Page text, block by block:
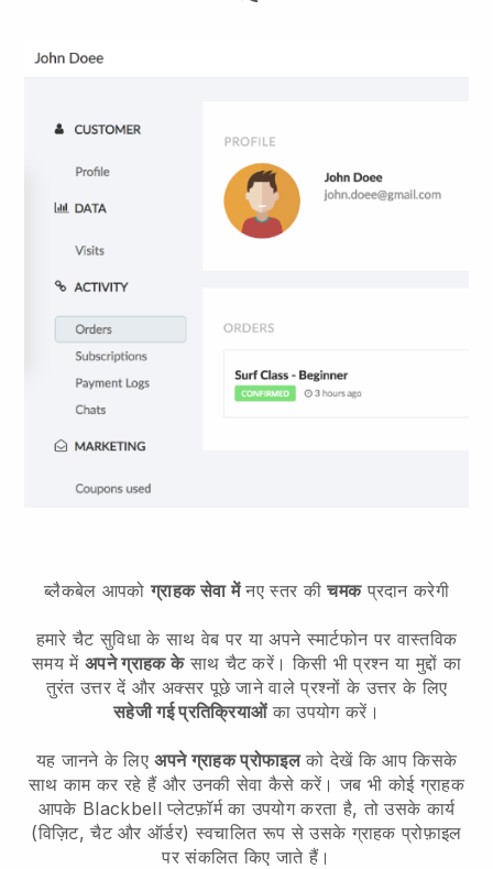
ब्लैकबेल आपकोग्राहक सेवा मेंनए स्तर कीचमकप्रदान करेगी
हमारे चैट सुविधा के साथ वेब पर या अपने स्मार्टफोन पर वास्तविक
समय मेंअपने ग्राहक केसाथ चैट करें। किसी भी प्रश्न या मुद्दों का
तुरंत उत्तर दें और अक्सर पूछे जाने वाले प्रश्नों के उत्तर के लिए
सहेजी गई प्रतिक्रियाओंका उपयोग करें।
यह जानने के लिएअपने ग्राहक प्रोफाइलको देखें कि आप किसके
साथ काम कर रहे हैं और उनकी सेवा कैसे करें। जब भी कोई ग्राहक
आपके Blackbell प्लेटफ़ॉर्म का उपयोग करता है, तो उसके कार्य
(विज़िट, चैट और ऑर्डर) स्वचालित रूप से उसके ग्राहक प्रोफ़ाइल
पर संकलित किए जाते हैं।